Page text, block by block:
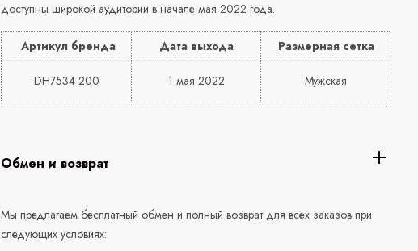
доступны широкой аудитории в начале мая 2022 года.
Артикул бренда Дата выхода Размерная сетка
DH7534 200 1 мая 2022 Мужская
Обмен и возврат
Мы предлагаем бесплатный обмен и полный возврат для всех заказов при
следующих условиях: